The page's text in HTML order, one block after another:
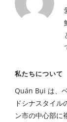
私たちについて
Quán Bụi は、
ドシナスタイル
ン市の中心部に